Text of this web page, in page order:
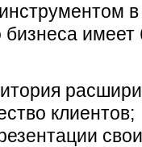
бизнеса
клиентов;